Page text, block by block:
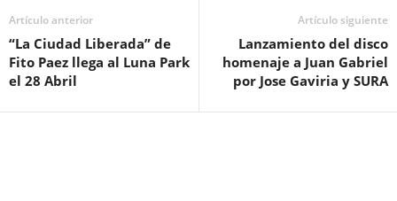
Artículo anterior
“La Ciudad Liberada” de
Fito Paez llega al Luna Park
el 28 Abril
Artículo siguiente
Lanzamiento del disco
homenaje a Juan Gabriel
por Jose Gaviria y SURA